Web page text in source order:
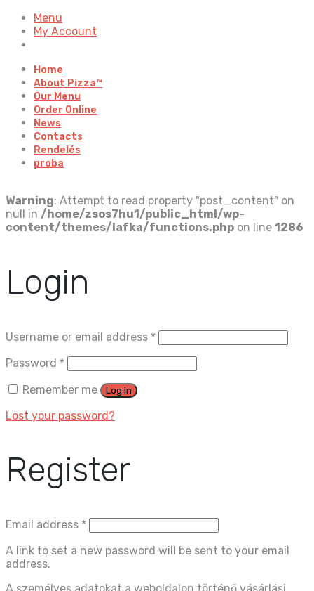
Menu
My Account
Home
About Pizza™
Our Menu
Order Online
News
Contacts
Rendelés
proba
Warning: Attempt to read property "post_content" on
null in /home/zsos7hu1/public_html/wp-
content/themes/lafka/functions.php on line 1286
Login
Username or email address *
Password *
Remember me
Log in
Lost your password?
Register
Email address *
A link to set a new password will be sent to your email
address.